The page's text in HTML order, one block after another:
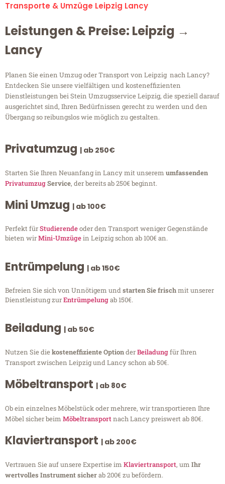
Transporte & Umzüge Leipzig Lancy
Leistungen & Preise: Leipzig →
Lancy
Planen Sie einen Umzug oder Transport von Leipzig nach Lancy?
Entdecken Sie unsere vielfältigen und kosteneffizienten
Dienstleistungen bei Stein Umzugsservice Leipzig, die speziell darauf
ausgerichtet sind, Ihren Bedürfnissen gerecht zu werden und den
Übergang so reibungslos wie möglich zu gestalten.
Privatumzug | ab 250€
Starten Sie Ihren Neuanfang in Lancy mit unserem umfassenden
PrivatumzugService, der bereits ab 250€ beginnt.
Mini Umzug | ab 100€
Perfekt fürStudierendeoder den Transport weniger Gegenstände
bieten wirMini-Umzügein Leipzig schon ab 100€ an.
Entrümpelung | ab 150€
Befreien Sie sich von Unnötigem undstarten Sie frischmit unserer
Dienstleistung zurEntrümpelungab 150€.
Beiladung | ab 50€
Nutzen Sie diekosteneffiziente OptionderBeiladungfür Ihren
Transport zwischen Leipzig und Lancy schon ab 50€.
Möbeltransport | ab 80€
Ob ein einzelnes Möbelstück oder mehrere, wir transportieren Ihre
Möbel sicher beim Möbeltransportnach Lancy preiswert ab 80€.
Klaviertransport | ab 200€
Vertrauen Sie auf unsere Expertise im Klaviertransport, um Ihr
wertvolles Instrument sicherab 200€ zu befördern.